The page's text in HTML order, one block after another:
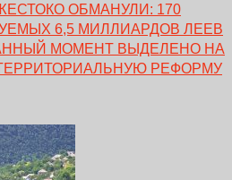
ОБМАНУЛИ: 170
6,5 МИЛЛИАРДОВ ЛЕЕВ
МОМЕНТ ВЫДЕЛЕНО НА
РЕФОРМУ